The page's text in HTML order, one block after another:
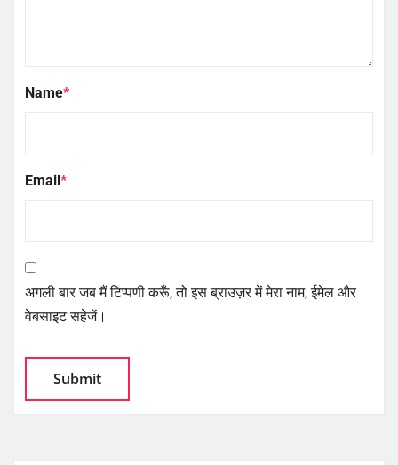
Name*
Email*
अगली बार जब मैं टिप्पणी करूँ, तो इस ब्राउज़र में मेरा नाम, ईमेल और
वेबसाइट सहेजें।